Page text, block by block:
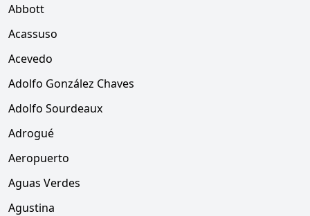
Abbott
Acassuso
Acevedo
Adolfo González Chaves
Adolfo Sourdeaux
Adrogué
Aeropuerto
Aguas Verdes
Agustina